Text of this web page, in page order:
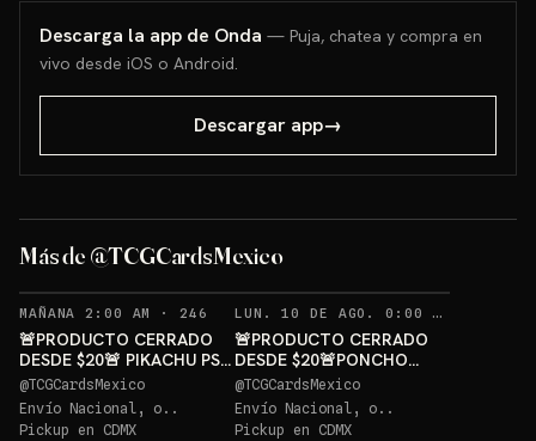
Descarga la app de Onda — Puja, chatea y compra en
vivo desde iOS o Android.
Descargar app→
Más de @TCGCardsMexico
Sorteo: PIKACHU PSA 10 GRATIS→
MAÑANA 2:00 AM · 246 RECORDATORIOS
🚨PRODUCTO CERRADO
DESDE $20🚨 PIKACHU PSA
10 GRATIS
@TCGCardsMexico
Envío Nacional, o..
Pickup en CDMX
LUN. 10 DE AGO. 0:00 AM
🚨PRODUCTO CERRADO
DESDE $20🚨PONCHO
PIKACHU PSA 10 GRATIS
@TCGCardsMexico
Envío Nacional, o..
Pickup en CDMX